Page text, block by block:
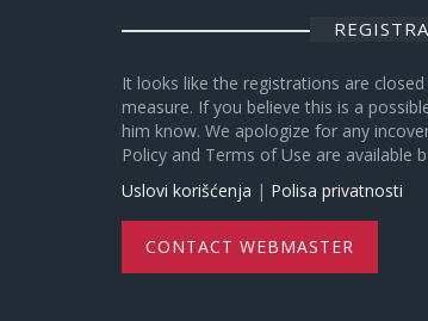
It looks like the registrations are
measure. If you believe this is a
him know. We apologize for any
Policy and Terms of Use are available
Uslovi korišćenja | Polisa privatnosti
CONTACT WEBMASTER